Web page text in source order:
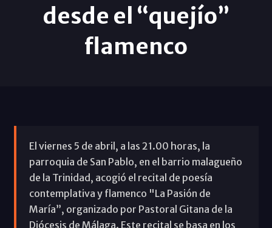
desde el “quejío”
flamenco
El viernes 5 de abril, a las 21.00 horas, la
parroquia de San Pablo, en el barrio malagueño
de la Trinidad, acogió el recital de poesía
contemplativa y flamenco "La Pasión de
María”, organizado por Pastoral Gitana de la
Diócesis de Málaga. Este recital se basa en los